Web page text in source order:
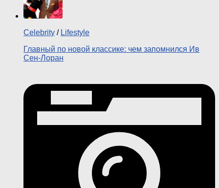
Celebrity / Lifestyle
Главный по новой классике: чем запомнился Ив
Сен-Лоран